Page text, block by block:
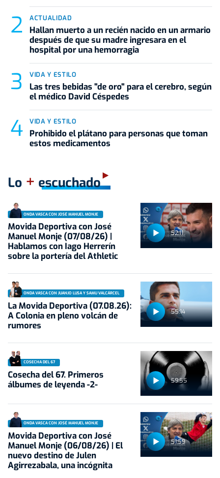
ACTUALIDAD
Hallan muerto a un recién nacido en un armario
después de que su madre ingresara en el
hospital por una hemorragia
VIDA Y ESTILO
Las tres bebidas "de oro" para el cerebro, según
el médico David Céspedes
VIDA Y ESTILO
Prohibido el plátano para personas que toman
estos medicamentos
Lo + escuchado
52:11
ONDA VASCA CON JOSÉ MANUEL MONJE
Movida Deportiva con José
Manuel Monje (07/08/26) |
Hablamos con Iago Herrerín
sobre la portería del Athletic
55:14
ONDA VASCA CON JUANJO LUSA Y SAMU VALCÁRCEL
La Movida Deportiva (07.08.26):
A Colonia en pleno volcán de
rumores
59:55
COSECHA DEL 67
Cosecha del 67. Primeros
álbumes de leyenda -2-
51:59
ONDA VASCA CON JOSÉ MANUEL MONJE
Movida Deportiva con José
Manuel Monje (06/08/26) | El
nuevo destino de Julen
Agirrezabala, una incógnita